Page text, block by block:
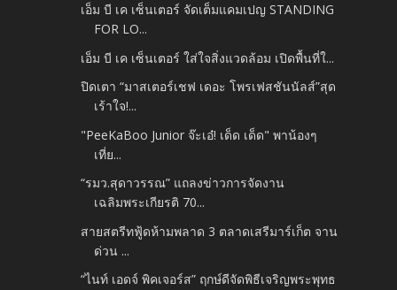
เอ็ม บี เค เซ็นเตอร์ จัดเต็มแคมเปญ STANDING
FOR LO...
เอ็ม บี เค เซ็นเตอร์ ใส่ใจสิ่งแวดล้อม เปิดพื้นที่ใ...
ปิดเตา “มาสเตอร์เชฟ เดอะ โพรเฟสชันนัลส์”สุด
เร้าใจ!...
"PeeKaBoo Junior จ๊ะเอ๋! เด็ด เด็ด" พาน้องๆ
เที่ย...
“รมว.สุดาวรรณ” แถลงข่าวการจัดงาน
เฉลิมพระเกียรติ 70...
สายสตรีทฟู้ดห้ามพลาด 3 ตลาดเสรีมาร์เก็ต จาน
ด่วน ...
“ไนท์ เอดจ์ พิคเจอร์ส” ฤกษ์ดีจัดพิธีเจริญพระพุทธ